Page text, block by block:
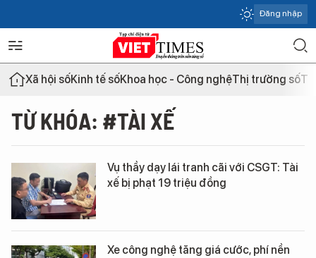
Đăng nhập
Xã hội sốKinh tế sốKhoa học - Công nghệThị trường số
TỪ KHÓA: #TÀI XẾ
Vụ thầy dạy lái tranh cãi với CSGT: Tài
xế bị phạt 19 triệu đồng
Xe công nghệ tăng giá cước, phí nền